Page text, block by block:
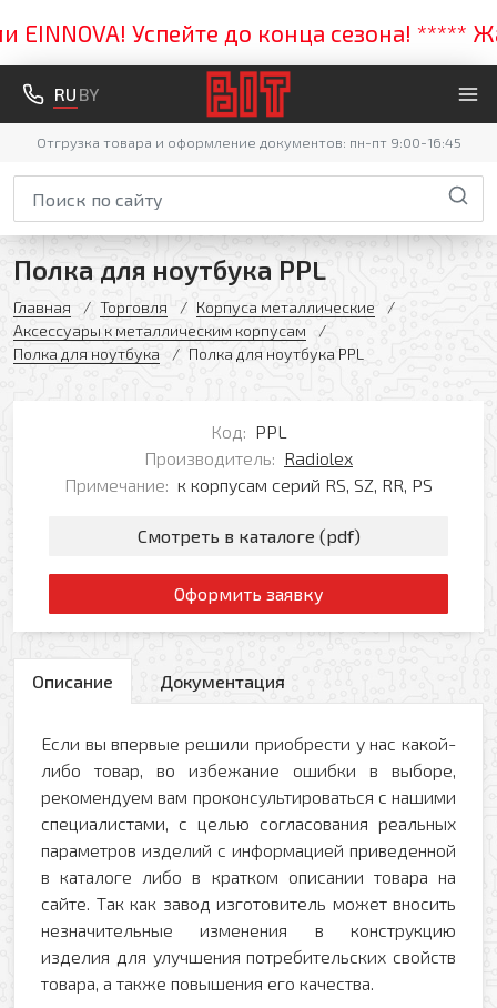
Успейте до конца сезона! *****
RU BY
Отгрузка товара и оформление документов: пн-пт 9:00-16:45
Полка для ноутбука PPL
Главная Торговля
Корпуса металлические
Аксессуары к металлическим корпусам
Полка для ноутбука
Полка для ноутбука PPL
Код: PPL
Производитель: Radiolex
Примечание: к корпусам серий RS, SZ, RR, PS
Смотреть в каталоге (pdf)
Оформить заявку
Описание Документация
Если вы впервые решили приобрести у нас какой-
либо товар, во избежание ошибки в выборе,
рекомендуем вам проконсультироваться с нашими
специалистами, с целью согласования реальных
параметров изделий с информацией приведенной
в каталоге либо в кратком описании товара на
сайте. Так как завод изготовитель может вносить
незначительные изменения в конструкцию
изделия для улучшения потребительских свойств
товара, а также повышения его качества.